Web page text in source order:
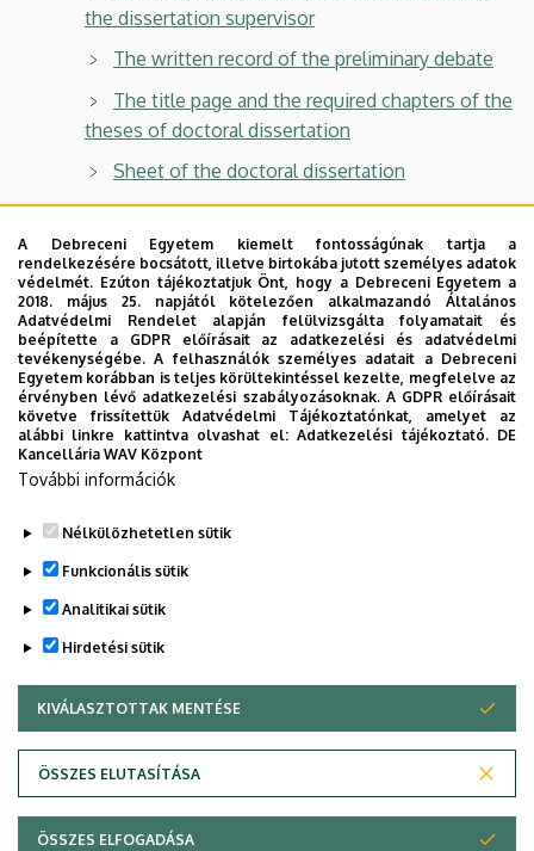
the dissertation supervisor
The written record of the preliminary debate
The title page and the required chapters of the
theses of doctoral dissertation
Sheet of the doctoral dissertation
Request certified publication list(iDEa list)
ProQuest Dissertations and Theses Globall
Harvesting Acceptance
Invitation
Application for the conferment of doctoral
(PhD) degree on the basis of nostrifcation
Documents required for nostrification
Legutóbbi frissítés: 2026. 06. 24. 13:50
Adatvédelem
A Debreceni Egyetem kiemelt fontosságúnak tartja a
rendelkezésére bocsátott, illetve birtokába jutott személyes adatok
védelmét. Ezúton tájékoztatjuk Önt, hogy a Debreceni Egyetem a
2018. május 25. napjától kötelezően alkalmazandó Általános
Adatvédelmi Rendelet alapján felülvizsgálta folyamatait és
beépítette a GDPR előírásait az adatkezelési és adatvédelmi
tevékenységébe. A felhasználók személyes adatait a Debreceni
Egyetem korábban is teljes körültekintéssel kezelte, megfelelve az
érvényben lévő adatkezelési szabályozásoknak. A GDPR előírásait
követve frissítettük Adatvédelmi Tájékoztatónkat, amelyet az
alábbi linkre kattintva olvashat el:Adatkezelési tájékoztató. DE
Kancellária WAV Központ
További információk
Nélkülözhetetlen sütik
Funkcionális sütik
Analitikai sütik
Hirdetési sütik
KIVÁLASZTOTTAK MENTÉSE
ÖSSZES ELUTASÍTÁSA
WITHDRAW CONSENT
ÖSSZES ELFOGADÁSA